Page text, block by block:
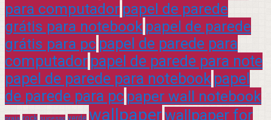
para computador papel de parede
grátis para notebook papel de parede
grátis para pc papel de parede para
computador papel de parede para note
papel de parede para notebook papel
de parede para pc paper wall notebook
praia rock sucesso verde wallpaperwallpaper for